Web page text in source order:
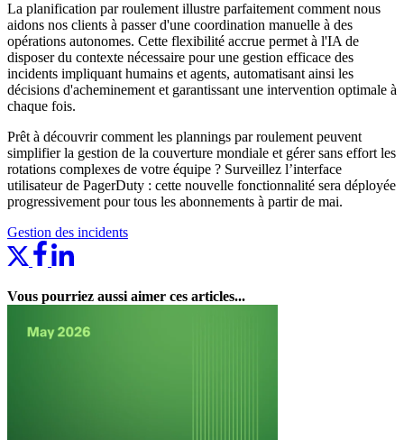
La planification par roulement illustre parfaitement comment nous
aidons nos clients à passer d'une coordination manuelle à des
opérations autonomes. Cette flexibilité accrue permet à l'IA de
disposer du contexte nécessaire pour une gestion efficace des
incidents impliquant humains et agents, automatisant ainsi les
décisions d'acheminement et garantissant une intervention optimale à
chaque fois.
Prêt à découvrir comment les plannings par roulement peuvent
simplifier la gestion de la couverture mondiale et gérer sans effort les
rotations complexes de votre équipe ? Surveillez l’interface
utilisateur de PagerDuty : cette nouvelle fonctionnalité sera déployée
progressivement pour tous les abonnements à partir de mai.
Gestion des incidents
Vous pourriez aussi aimer ces articles...